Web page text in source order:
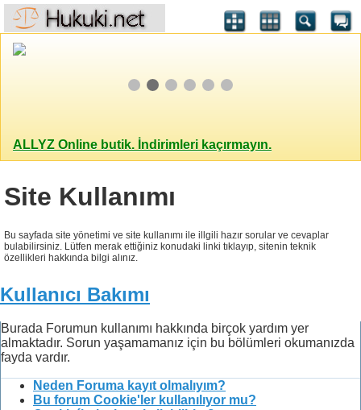
ALLYZ Online butik. İndirimleri kaçırmayın.
Site Kullanımı
Bu sayfada site yönetimi ve site kullanımı ile illgili hazır sorular ve cevaplar
bulabilirsiniz. Lütfen merak ettiğiniz konudaki linki tıklayıp, sitenin teknik
özellikleri hakkında bilgi alınız.
Kullanıcı Bakımı
Burada Forumun kullanımı hakkında birçok yardım yer
almaktadır. Sorun yaşamamanız için bu bölümleri okumanızda
fayda vardır.
Neden Foruma kayıt olmalıyım?
Bu forum Cookie'ler kullanılıyor mu?